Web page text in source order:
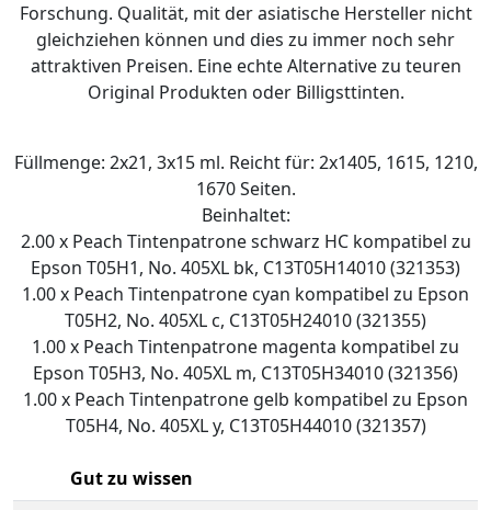
Forschung. Qualität, mit der asiatische Hersteller nicht
gleichziehen können und dies zu immer noch sehr
attraktiven Preisen. Eine echte Alternative zu teuren
Original Produkten oder Billigsttinten.
Füllmenge: 2x21, 3x15 ml. Reicht für: 2x1405, 1615, 1210,
1670 Seiten.
Beinhaltet:
2.00 x Peach Tintenpatrone schwarz HC kompatibel zu
Epson T05H1, No. 405XL bk, C13T05H14010 (321353)
1.00 x Peach Tintenpatrone cyan kompatibel zu Epson
T05H2, No. 405XL c, C13T05H24010 (321355)
1.00 x Peach Tintenpatrone magenta kompatibel zu
Epson T05H3, No. 405XL m, C13T05H34010 (321356)
1.00 x Peach Tintenpatrone gelb kompatibel zu Epson
T05H4, No. 405XL y, C13T05H44010 (321357)
Gut zu wissen